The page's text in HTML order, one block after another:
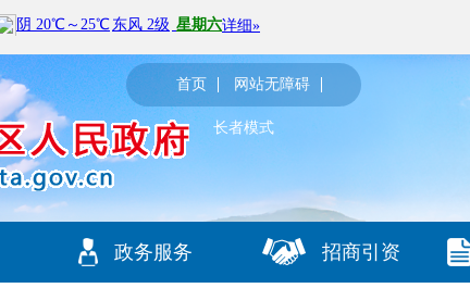
首页 网站无障碍
长者模式
政务服务 招商引资